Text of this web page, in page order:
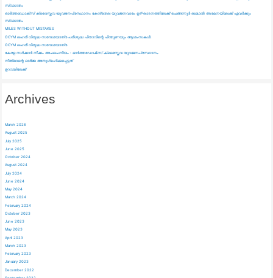
സ്വാഗതം
ഓർത്തഡോക്സ് ക്രൈസ്തവ യുവജനപ്രസ്ഥാനം കേന്ദ്രതല യുവജനവാരം ഉദ്ഘാടനത്തിലേക്ക് ചെങ്ങന്നുർ ബഥേൽ അരമനയിലേക്ക് ഏവർക്കും
സ്വാഗതം
MILES WITHOUT MISTAKES
OCYM ലഹരി വിരുദ്ധ സന്ദേശയാത്ര പരിശുദ്ധ പിതാവിന്റെ പിന്തുണയും ആശംസകൾ.
OCYM ലഹരി വിരുദ്ധ സന്ദേശയാത്ര
കേരള സർക്കാർ നീക്കം അപലപനീയം : ഓർത്തഡോൿസ്‌ ക്രൈസ്തവ യുവജനപ്രസ്ഥാനം
നീതിമാന്റെ ഓർമ്മ അനുഗ്രഹിക്കപ്പെട്ടത്
ഉറവയിലേക്ക്
Archives
March 2026
August 2025
July 2025
June 2025
October 2024
August 2024
July 2024
June 2024
May 2024
March 2024
February 2024
October 2023
June 2023
May 2023
April 2023
March 2023
February 2023
January 2023
December 2022